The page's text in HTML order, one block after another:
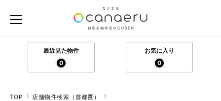
最近見た物件
0
お気に入り
0
TOP
店舗物件検索（首都圏）